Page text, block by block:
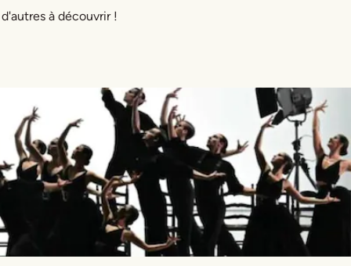
à découvrir !